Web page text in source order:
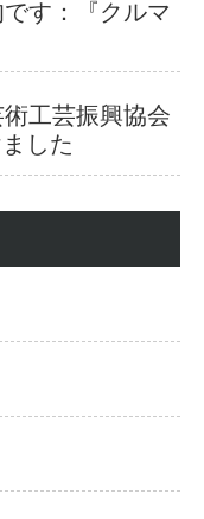
です：『クルマ
工芸振興協会
した